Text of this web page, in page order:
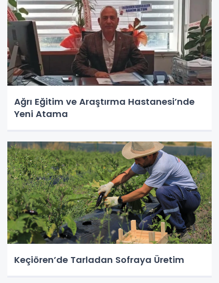
Ağrı Eğitim ve Araştırma Hastanesi’nde
Yeni Atama
Keçiören’de Tarladan Sofraya Üretim